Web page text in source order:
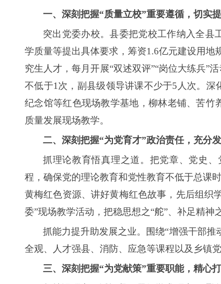
一、 深刻把握“质量立校”重要遵循，切实
突出党委办校。县委把党校工作纳入全县
学质量等提出具体要求，筹资1.6亿元建设用
究生人才，每月开展“双述双评”“岗位大练兵”
不低于1次，副县级领导讲课不少于5人次。
纪念馆等红色现场教学基地，柳林老铺、苦
质量发展现场教学。
二、深刻把握“为党育才”政治责任，充分
抓理论教育悟真理之道。把党章、党史
程，确保党的理论教育和党性教育不低于总课
黄梅红色资源、讲好黄梅红色故事，先后组织
委”现场教学活动，把稳思想之“舵”、补足精神
抓能力提升助发展之业。围绕“增强干部
全观、人才强县、消防、应急等课程以及乡镇
三、深刻把握“为党献策”重要职能，精心